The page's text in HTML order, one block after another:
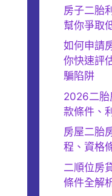
房子二胎
幫你爭取
如何申請
你快速評
騙陷阱
2026二胎
款條件、
房屋二胎
程、資格
二順位房
條件全解